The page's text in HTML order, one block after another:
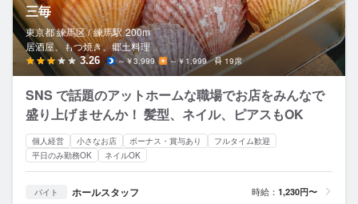
応募履歴
WEB履歴書
ヘルプ・お問い合わせフォーム
掲載をご検討の店舗様へ
食べログ求人PRESS
三毎
東京都 練馬区 / 練馬駅 200m
居酒屋、もつ焼き、郷土料理
3.26 ～￥3,999 ～￥1,999 19席
SNS で話題のアットホームな職場でお店をみんなで
盛り上げませんか！ 髪型、ネイル、ピアスもOK
個人経営 小さなお店 ボーナス・賞与あり
フルタイム歓迎
平日のみ勤務OK
ネイルOK
バイト ホールスタッフ 時給： 1,230円〜